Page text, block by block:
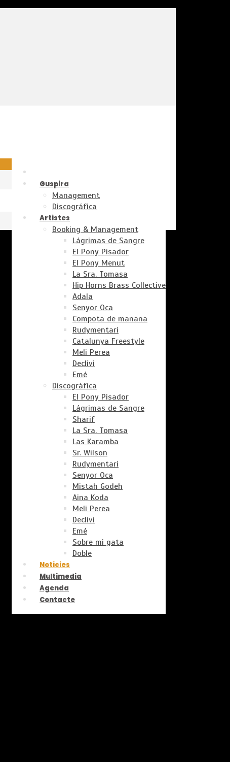
Guspira
Management
Discográfica
Artistes
Booking & Management
Lágrimas de Sangre
El Pony Pisador
El Pony Menut
La Sra. Tomasa
Hip Horns Brass Collective
Adala
Senyor Oca
Compota de manana
Rudymentari
Catalunya Freestyle
Meli Perea
Declivi
Emé
Discogràfica
El Pony Pisador
Lágrimas de Sangre
Sharif
La Sra. Tomasa
Las Karamba
Sr. Wilson
Rudymentari
Senyor Oca
Mistah Godeh
Aina Koda
Meli Perea
Declivi
Emé
Sobre mi gata
Doble
Noticies
Multimedia
Agenda
Contacte